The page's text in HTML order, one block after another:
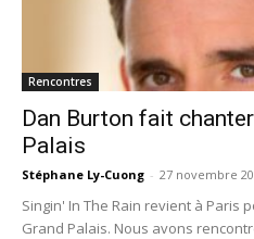
Rencontres
Dan Burton fait
Palais
Stéphane Ly-Cuong - 27 novembre
Singin' In The Rain revient à Paris
Grand Palais. Nous avons